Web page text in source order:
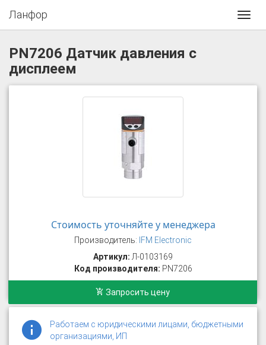
Ланфор
PN7206 Датчик давления с
дисплеем
Стоимость уточняйте у менеджера
Производитель: IFM Electronic
Артикул: Л-0103169
Код производителя: PN7206
Запросить цену
Работаем с юридическими лицами, бюджетными
организациями, ИП